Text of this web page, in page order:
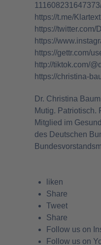
https://t.me/
https://twitter.com/
https://
https://gettr.com/
http://tiktok.com/
https://christina-
Dr. Christina
Mutig. Patriotisch.
Mitglied im
des Deutschen
liken
Share
Tweet
Share
Follow us on
Follow us on